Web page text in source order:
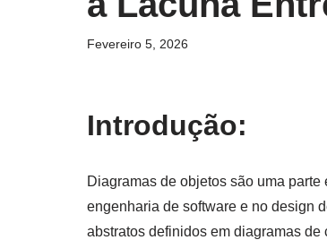
Fevereiro 5, 2026
Introdução:
Diagramas de objetos são uma
engenharia de software e no design
abstratos definidos em diagramas